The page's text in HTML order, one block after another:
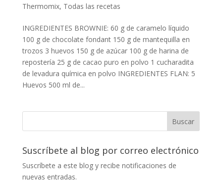
Thermomix, Todas las recetas
INGREDIENTES BROWNIE: 60 g de caramelo líquido
100 g de chocolate fondant 150 g de mantequilla en
trozos 3 huevos 150 g de azúcar 100 g de harina de
repostería 25 g de cacao puro en polvo 1 cucharadita
de levadura química en polvo INGREDIENTES FLAN: 5
Huevos 500 ml de...
Suscríbete al blog por correo electrónico
Suscríbete a este blog y recibe notificaciones de
nuevas entradas.